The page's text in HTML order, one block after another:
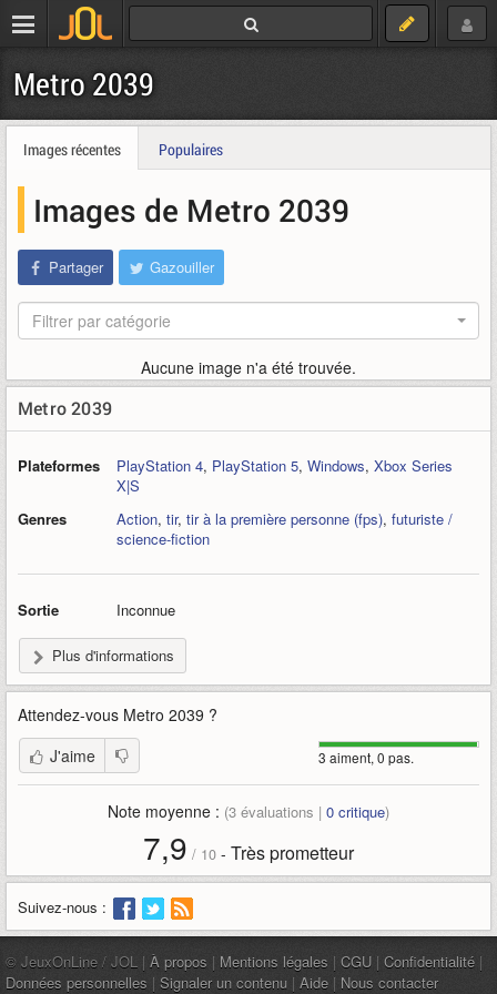
Metro 2039
Images récentes Populaires
Images de Metro 2039
Partager Gazouiller
Filtrer par catégorie
Aucune image n'a été trouvée.
Metro 2039
Plateformes PlayStation 4, PlayStation 5, Windows, Xbox Series
X|S
Genres
Action, tir, tir à la première personne (fps), futuriste /
science-fiction
Sortie Inconnue
Plus d'informations
Attendez-vous Metro 2039 ?
3 aiment, 0 pas.
J'aime
Note moyenne : (3 évaluations | 0 critique)
7,9 / 10 - Très prometteur
Suivez-nous :
© JeuxOnLine / JOL | À propos | Mentions légales | CGU | Confidentialité |
Données personnelles | Signaler un contenu | Aide | Nous contacter